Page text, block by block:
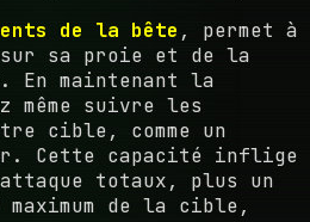
de la bête , permet à
sur sa proie et de la
En maintenant la
même suivre les
cible, comme un
Cette capacité inflige
totaux, plus un
maximum de la cible,